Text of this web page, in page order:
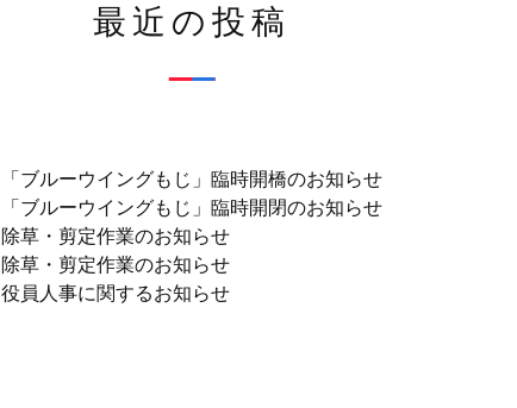
最近の投稿
「ブルーウイングもじ」臨時開橋のお知らせ
「ブルーウイングもじ」臨時開閉のお知らせ
除草・剪定作業のお知らせ
除草・剪定作業のお知らせ
役員人事に関するお知らせ